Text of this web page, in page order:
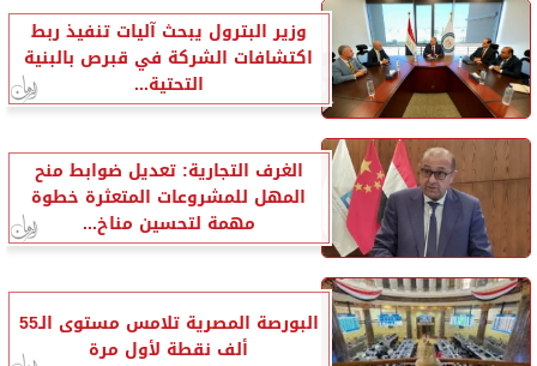
وزير البترول يبحث آليات تنفيذ ربط
اكتشافات الشركة في قبرص بالبنية
التحتية...
الغرف التجارية: تعديل ضوابط منح
المهل للمشروعات المتعثرة خطوة
مهمة لتحسين مناخ...
البورصة المصرية تلامس مستوى الـ55
ألف نقطة لأول مرة